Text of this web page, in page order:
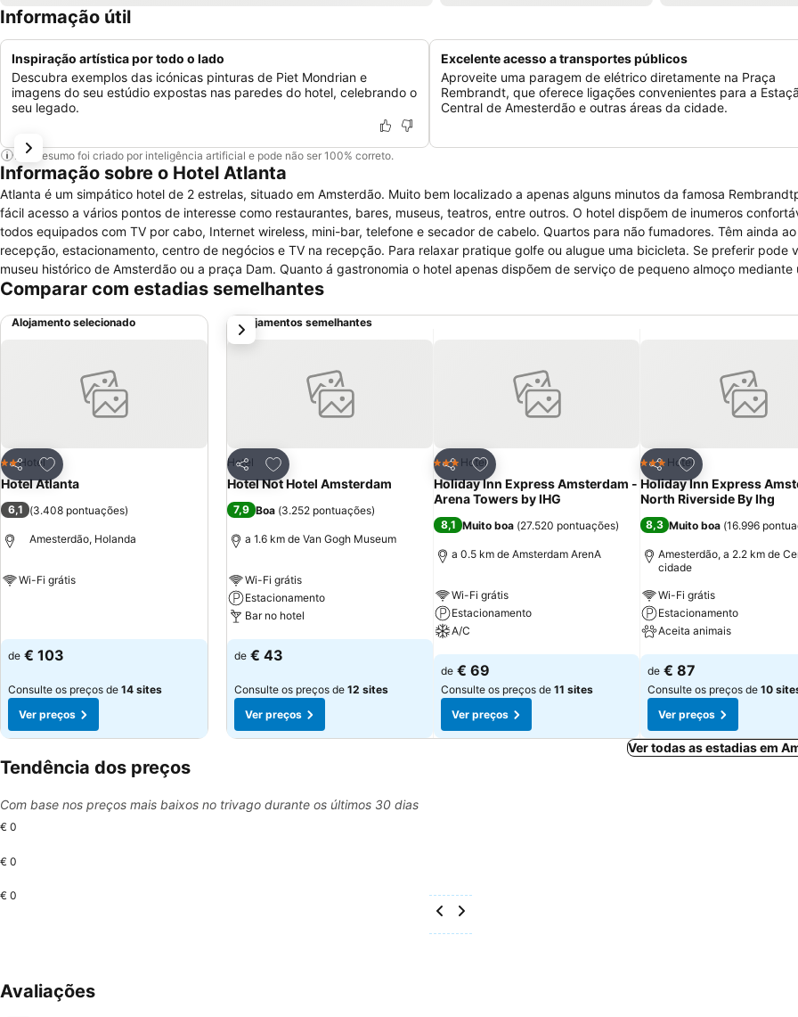
Informação útil
Inspiração artística por todo o lado
Descubra exemplos das icónicas pinturas de Piet Mondrian e
imagens do seu estúdio expostas nas paredes do hotel, celebrando o
seu legado.
Excelente acesso a transportes públicos
Aproveite uma paragem de elétrico diretamente na Praça
Rembrandt, que oferece ligações convenientes para a
Central de Amesterdão e outras áreas da cidade.
Este resumo foi criado por inteligência artificial e pode não ser 100% correto.
Informação sobre o Hotel Atlanta
Atlanta é um simpático hotel de 2 estrelas, situado em Amsterdão. Muito bem localizado a apenas alguns minutos da famosa
fácil acesso a vários pontos de interesse como restaurantes, bares, museus, teatros, entre outros. O hotel dispõem de inumeros
todos equipados com TV por cabo, Internet wireless, mini-bar, telefone e secador de cabelo. Quartos para não fumadores. Têm ainda
recepção, estacionamento, centro de negócios e TV na recepção. Para relaxar pratique golfe ou alugue uma bicicleta. Se preferir pode
museu histórico de Amsterdão ou a praça Dam. Quanto á gastronomia o hotel apenas dispõem de serviço de pequeno almoço mediante
sobretaxa, mas na área existem bons restaurantes. Animais de estimação não admitidos.
Comparar com estadias semelhantes
Alojamento selecionado
Partilhar
Adicionar aos favoritos
2 Estrelas
Hotel
Hotel Atlanta
6,1 (3.408 pontuações)
Amesterdão, Holanda
Wi-Fi grátis
de € 103
Consulte os preços de 14 sites
Ver preços
Alojamentos semelhantes
Partilhar
Adicionar aos favoritos
Hotel
Hotel Not Hotel Amsterdam
7,9 Boa (3.252 pontuações)
a 1.6 km de Van Gogh Museum
Wi-Fi grátis
Estacionamento
Bar no hotel
Ver preços
de € 43
Consulte os preços de 12 sites
Ver preços
Partilhar
Adicionar aos favoritos
3 Estrelas
Hotel
Holiday Inn Express Amsterdam -
Arena Towers by IHG
8,1 Muito boa (27.520 pontuações)
a 0.5 km de Amsterdam ArenA
Wi-Fi grátis
Estacionamento
A/C
Ver preços
de € 69
Consulte os preços de 11 sites
Ver preços
Partilhar
Adicionar aos
3 Estrelas
Hotel
Holiday Inn Express
North Riverside By Ihg
8,3 Muito boa (16.996
Amesterdão, a 2.2 km de
cidade
Wi-Fi grátis
Estacionamento
Aceita animais
Ver preços
de € 87
Consulte os preços de 10
Ver preços
próximo
Ver todas as estadias em
Tendência dos preços
Com base nos preços mais baixos no trivago durante os últimos 30 dias
€ 0
€ 0
€ 0
Avaliações